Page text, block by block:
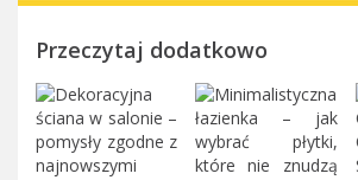
Przeczytaj dodatkowo